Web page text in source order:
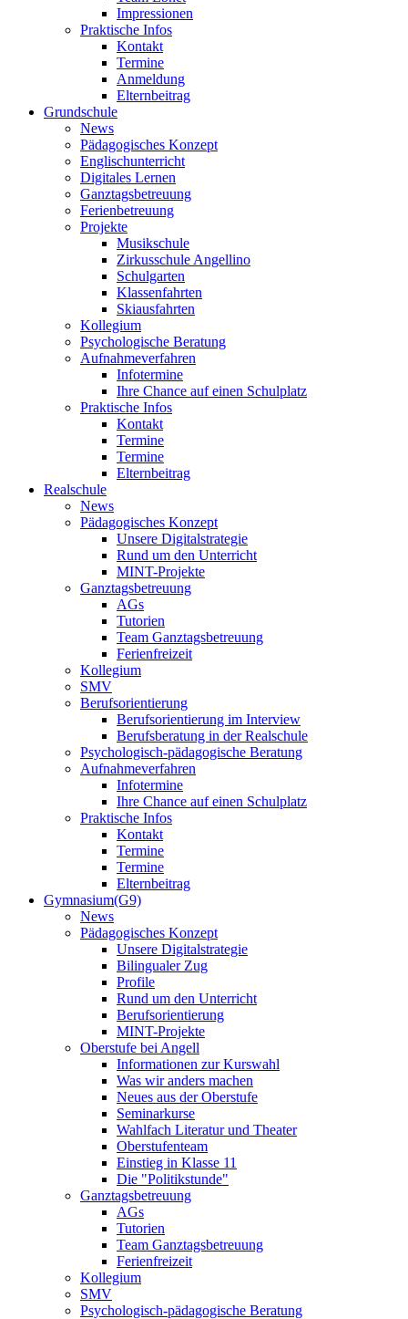
Impressionen
Praktische Infos
Kontakt
Termine
Anmeldung
Elternbeitrag
Grundschule
News
Pädagogisches Konzept
Englischunterricht
Digitales Lernen
Ganztagsbetreuung
Ferienbetreuung
Projekte
Musikschule
Zirkusschule Angellino
Schulgarten
Klassenfahrten
Skiausfahrten
Kollegium
Psychologische Beratung
Aufnahmeverfahren
Infotermine
Ihre Chance auf einen Schulplatz
Praktische Infos
Kontakt
Termine
Termine
Elternbeitrag
Realschule
News
Pädagogisches Konzept
Unsere Digitalstrategie
Rund um den Unterricht
MINT-Projekte
Ganztagsbetreuung
AGs
Tutorien
Team Ganztagsbetreuung
Ferienfreizeit
Kollegium
SMV
Berufsorientierung
Berufsorientierung im Interview
Berufsberatung in der Realschule
Psychologisch-pädagogische Beratung
Aufnahmeverfahren
Infotermine
Ihre Chance auf einen Schulplatz
Praktische Infos
Kontakt
Termine
Termine
Elternbeitrag
Gymnasium(G9)
News
Pädagogisches Konzept
Unsere Digitalstrategie
Bilingualer Zug
Profile
Rund um den Unterricht
Berufsorientierung
MINT-Projekte
Oberstufe bei Angell
Informationen zur Kurswahl
Was wir anders machen
Neues aus der Oberstufe
Seminarkurse
Wahlfach Literatur und Theater
Oberstufenteam
Einstieg in Klasse 11
Die "Politikstunde"
Ganztagsbetreuung
AGs
Tutorien
Team Ganztagsbetreuung
Ferienfreizeit
Kollegium
SMV
Psychologisch-pädagogische Beratung